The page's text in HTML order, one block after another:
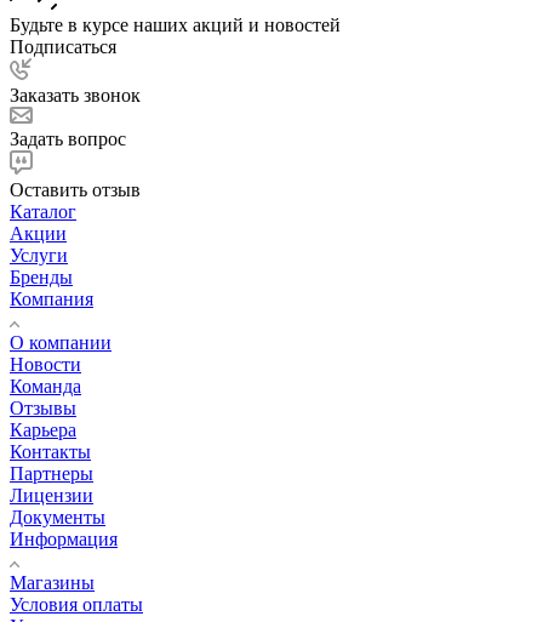
Будьте в курсе наших акций и новостей
Подписаться
Заказать звонок
Задать вопрос
Оставить отзыв
Каталог
Акции
Услуги
Бренды
Компания
О компании
Новости
Команда
Отзывы
Карьера
Контакты
Партнеры
Лицензии
Документы
Информация
Магазины
Условия оплаты